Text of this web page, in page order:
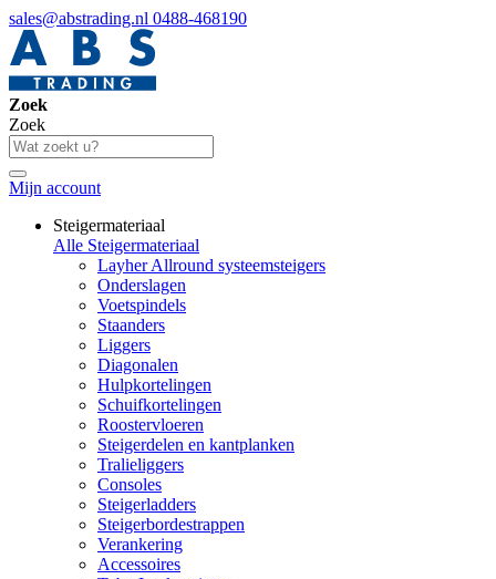
sales@abstrading.nl 0488-468190
Zoek
Zoek
Mijn account
Steigermateriaal
Alle Steigermateriaal
Layher Allround systeemsteigers
Onderslagen
Voetspindels
Staanders
Liggers
Diagonalen
Hulpkortelingen
Schuifkortelingen
Roostervloeren
Steigerdelen en kantplanken
Tralieliggers
Consoles
Steigerladders
Steigerbordestrappen
Verankering
Accessoires